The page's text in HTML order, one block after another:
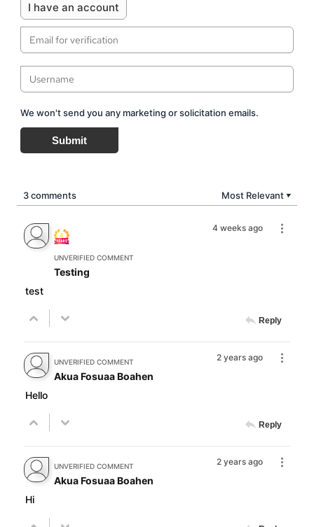
I have an account
We won't send you any marketing or solicitation emails.
Submit
3 comments Most Relevant ▼
4 weeks ago
UNVERIFIED COMMENT
Testing
test
Reply
2 years ago
UNVERIFIED COMMENT
Akua Fosuaa Boahen
Hello
Reply
2 years ago
UNVERIFIED COMMENT
Akua Fosuaa Boahen
Hi